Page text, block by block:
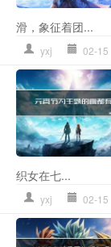
滑，象征着团...
yxj 02-15
织女在七...
yxj 02-15